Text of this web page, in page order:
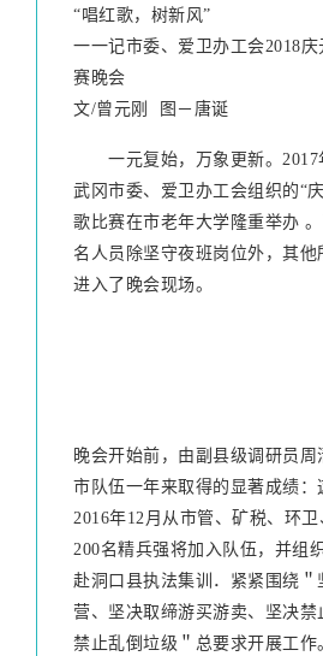
“唱红歌，树新风”
一一记市委、爱卫办工会2018
赛晚会
文/曾元刚 图－唐诞
一元复始，万象更新。2017
武冈市委、爱卫办工会组织的“
歌比赛在市老年大学隆重举办
名人员除坚守夜班岗位外，其
进入了晚会现场。
晚会开始前，由副县级调研员
市队伍一年来取得的显著成绩：
2016年12月从市管、矿税、环
200名精兵强将加入队伍，并组
赴洞口县执法集训．紧紧围绕＂
营、坚决取缔游买游卖、坚决
禁止乱倒垃级＂总要求开展工作